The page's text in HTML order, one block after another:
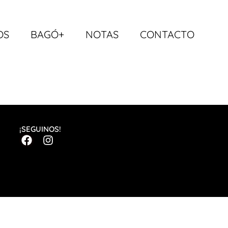
BAGÓ+ NOTAS CONTACTO
¡SEGUINOS!